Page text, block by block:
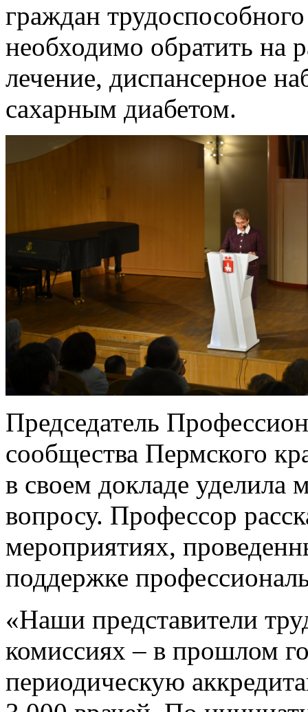
граждан
необходимо обратить на
лечение, диспансерное
сахарным диабетом.
Председатель
сообщества Пермского
в своем докладе уделила
вопросу. Профессор
мероприятиях,
поддержке
«Наши представители
комиссиях – в прошлом
периодическую